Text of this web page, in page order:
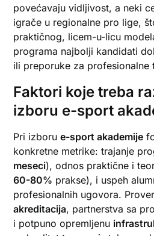
povećavaju vidljivost, a neki
igrače u regionalne pro lige,
praktičnog, licem-u-licu
programa najbolji kandidati
ili preporuke za profesionalne
Faktori koje treba
izboru e-sport
Pri izborue-sport akademije
konkretne metrike: trajanje
meseci), odnos praktične i
60-80% prakse), i uspeh
profesionalnih ugovora.
akreditacija, partnerstva sa
i potpuno opremljenu